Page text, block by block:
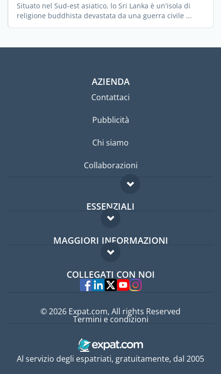
Situato nel Sud-est asiatico, lo Sri Lanka è un'isola di
religione buddhista devastata da una guerra civile ...
AZIENDA
Contattaci
Pubblicità
Chi siamo
Collaborazioni
ESSENZIALI
Forum per expat
Guida per expat
MAGGIORI INFORMAZIONI
Domande frequenti
Esperti
COLLEGATI CON NOI
Al servizio degli espatriati, gratuitamente, dal 2005
© 2026 Expat.com, All rights Reserved
Termini e condizioni